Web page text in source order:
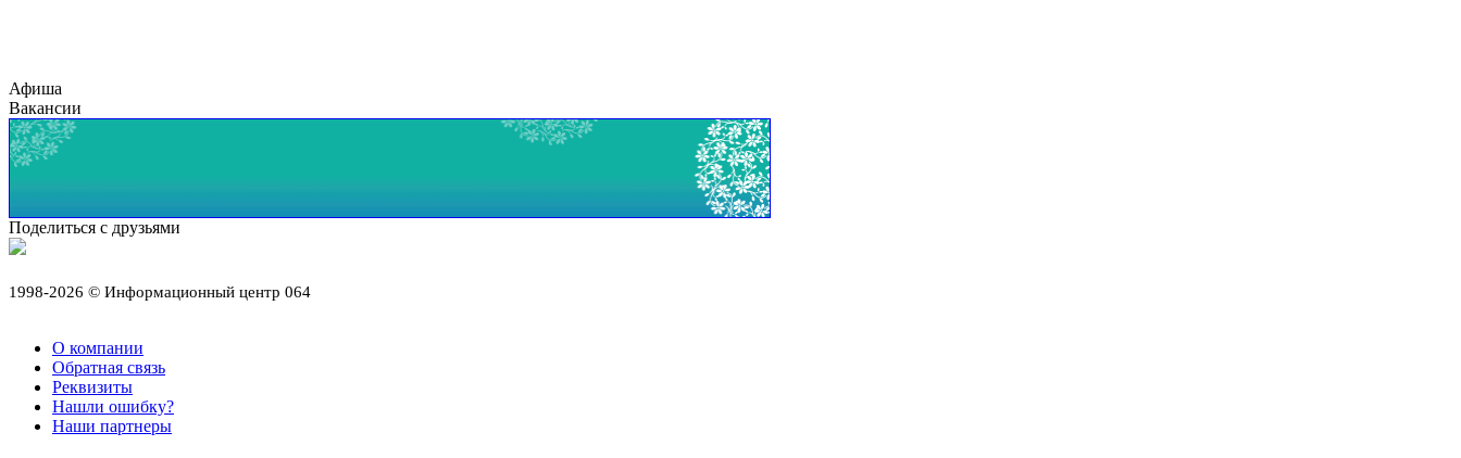
Афиша
Вакансии
Поделиться с друзьями
1998-2026 © Информационный центр 064
О компании
Обратная связь
Реквизиты
Нашли ошибку?
Наши партнеры